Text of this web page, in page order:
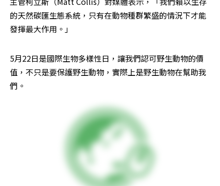
的天然碳匯生態系統，只有在動物種群繁盛的情況下才能
發揮最大作用。」
5月22日是國際生物多樣性日，讓我們認可野生動物的價
值，不只是要保護野生動物，實際上是野生動物在幫助我
們。